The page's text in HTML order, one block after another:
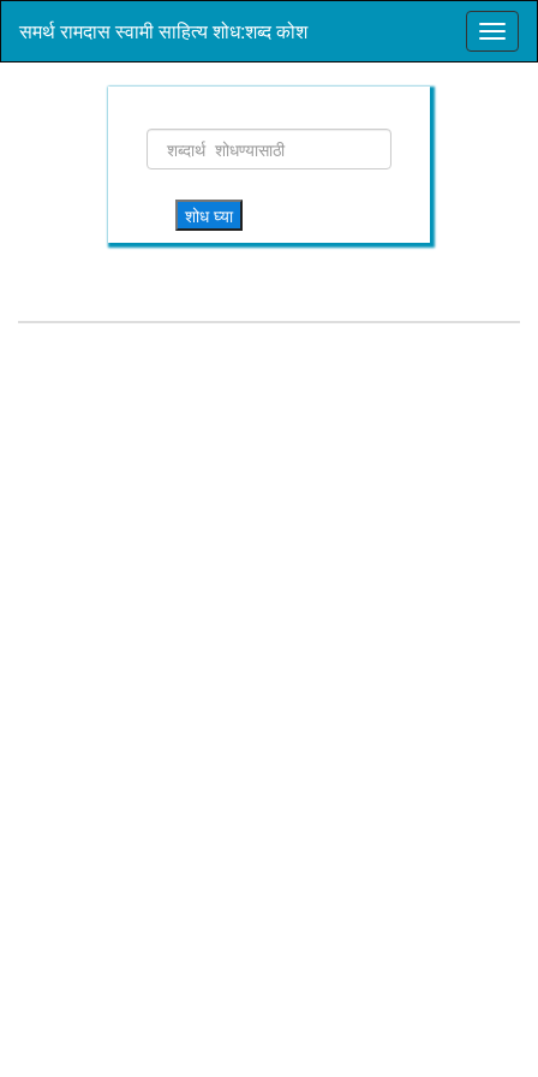
समर्थ रामदास स्वामी साहित्य शोध:शब्द कोश
शोध घ्या